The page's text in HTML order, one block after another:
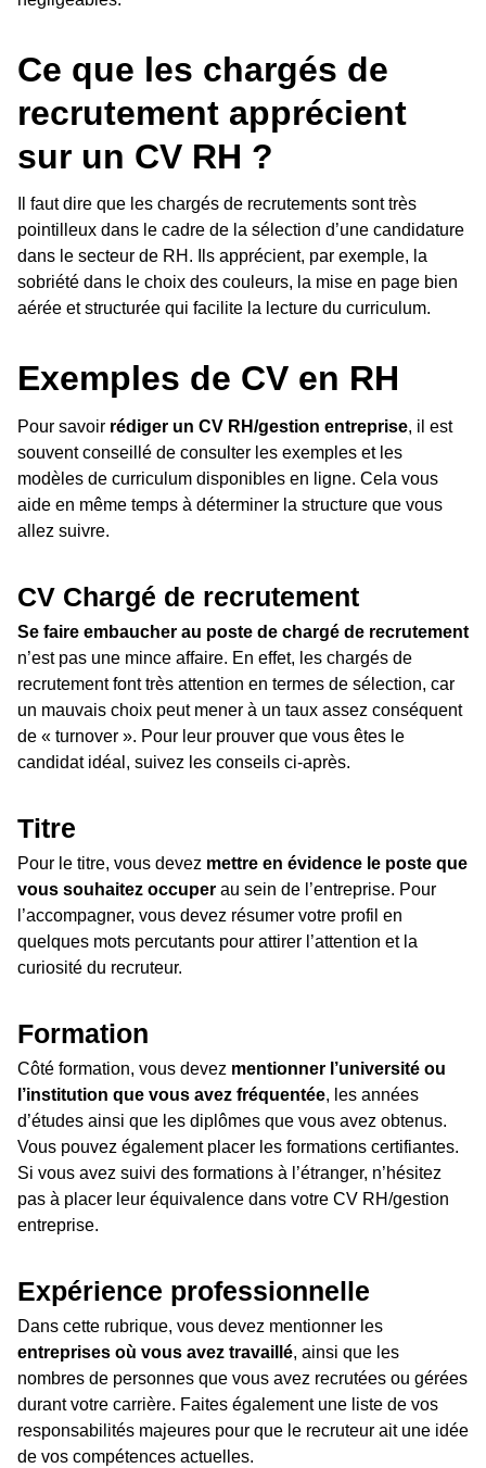
Ce que les chargés de
recrutement apprécient
sur un CV RH ?
Il faut dire que les chargés de recrutements sont très
pointilleux dans le cadre de la sélection d’une candidature
dans le secteur de RH. Ils apprécient, par exemple, la
sobriété dans le choix des couleurs, la mise en page bien
aérée et structurée qui facilite la lecture du curriculum.
Exemples de CV en RH
Pour savoir rédiger un CV RH/gestion entreprise, il est
souvent conseillé de consulter les exemples et les
modèles de curriculum disponibles en ligne. Cela vous
aide en même temps à déterminer la structure que vous
allez suivre.
CV Chargé de recrutement
Se faire embaucher au poste de chargé de recrutement
n’est pas une mince affaire. En effet, les chargés de
recrutement font très attention en termes de sélection, car
un mauvais choix peut mener à un taux assez conséquent
de « turnover ». Pour leur prouver que vous êtes le
candidat idéal, suivez les conseils ci-après.
Titre
Pour le titre, vous devez mettre en évidence le poste que
vous souhaitez occuper au sein de l’entreprise. Pour
l’accompagner, vous devez résumer votre profil en
quelques mots percutants pour attirer l’attention et la
curiosité du recruteur.
Formation
Côté formation, vous devez mentionner l’université ou
l’institution que vous avez fréquentée, les années
d’études ainsi que les diplômes que vous avez obtenus.
Vous pouvez également placer les formations certifiantes.
Si vous avez suivi des formations à l’étranger, n’hésitez
pas à placer leur équivalence dans votre CV RH/gestion
entreprise.
Expérience professionnelle
Dans cette rubrique, vous devez mentionner les
entreprises où vous avez travaillé, ainsi que les
nombres de personnes que vous avez recrutées ou gérées
durant votre carrière. Faites également une liste de vos
responsabilités majeures pour que le recruteur ait une idée
de vos compétences actuelles.